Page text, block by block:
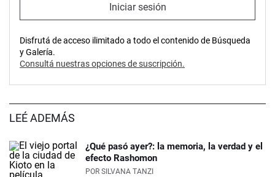
Iniciar sesión
Disfrutá de acceso ilimitado a todo el contenido de Búsqueda
y Galería.
Consultá nuestras opciones de suscripción.
LEÉ ADEMÁS
¿Qué pasó ayer?: la memoria, la verdad y el
efecto Rashomon
POR SILVANA TANZI